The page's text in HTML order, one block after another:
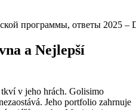
a Nejlepší
tkví v jeho hrách. Golisimo
Jeho portfolio zahrnuje